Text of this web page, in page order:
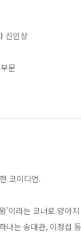
신인상
문
코미디언.
'이라는 코너로 양아
나는 송대관, 이정섭